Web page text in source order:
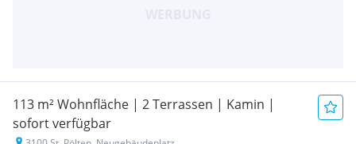
113 m² Wohnfläche | 2 Terrassen | Kamin |
sofort verfügbar